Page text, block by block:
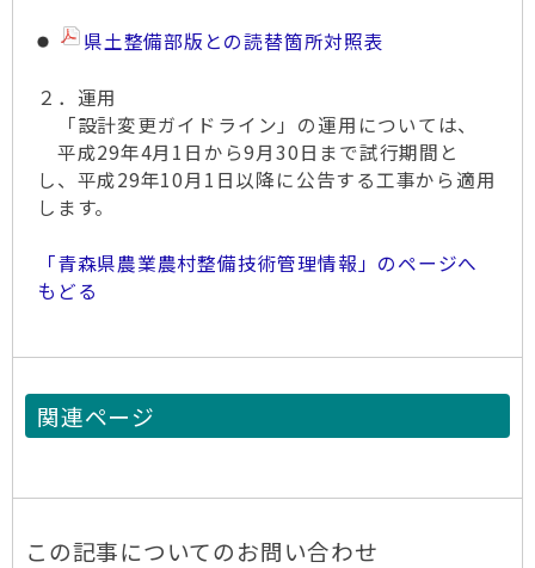
県土整備部版との読替箇所対照表
２．運用
「設計変更ガイドライン」の運用については、
平成29年4月1日から9月30日まで試行期間と
し、平成29年10月1日以降に公告する工事から適用
します。
「青森県農業農村整備技術管理情報」のページへ
もどる
関連ページ
この記事についてのお問い合わせ